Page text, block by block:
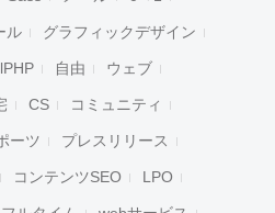
ル グラフィックデザイン
自由 ウェブ
CS コミュニティ
ーツ プレスリリース
コンテンツSEO LPO